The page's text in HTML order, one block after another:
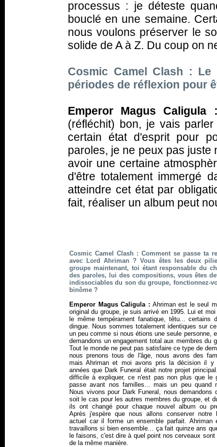
processus : je déteste
bouclé en une semaine.
nous voulons préserver le
solide de A à Z. Du coup on
Cosmic Camel Clash :
périodes de réflexion pour
Emperor Magus Caligula
(réfléchit) bon, je vais
certain état d'esprit pour
paroles, je ne peux pas juste
avoir une certaine
d'être totalement immergé
atteindre cet état par
fait, réaliser un album peut
Cosmic Camel Clash : Comment se passe ta
avec Lord Ahriman ? Vous êtes les deux
groupe maintenant, toi étant responsable du
des paroles, lui des compositions, vous êtes
indissociables du son du groupe, fonctionnez-
binôme ?
Emperor Magus Caligula : Ahriman est le seul
original du groupe, je suis arrivé en 1995. Lui et
le même tempérament fanatique, têtu... certains
dingue. Nous sommes totalement identiques sur
un peu comme si nous étions une seule personne,
demandons un engagement total aux membres du
Tout le monde ne peut pas satisfaire ce type de
nous prenons tous de l'âge, nous avons des
mais Ahriman et moi avons pris la décision il y
années que Dark Funeral était notre projet
difficile à expliquer, ce n'est pas non plus que le
passe avant nos familles... mais un peu quand
Nous vivons pour Dark Funeral, nous demandons
soit le cas pour les autres membres du groupe, et
ils ont changé pour chaque nouvel album ou
Après j'espère que nous allons conserver notre
actuel car il forme un ensemble parfait. Ahriman
travaillons si bien ensemble... ça fait quinze ans
le faisons, c'est dire à quel point nos cerveaux sont
de la même manière.